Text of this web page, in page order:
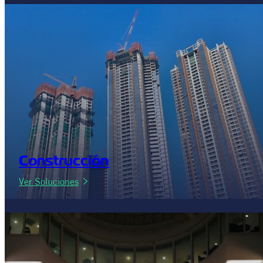
Construcción
Ver Soluciones:
Construcción